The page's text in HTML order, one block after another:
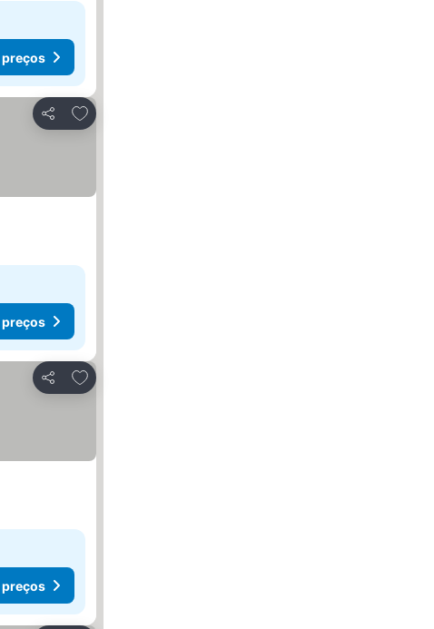
preços
Partilhar
Adicionar aos favoritos
preços
Partilhar
Adicionar aos favoritos
preços